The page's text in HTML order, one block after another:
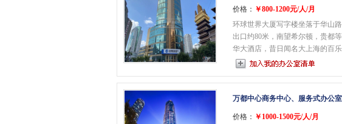
价格： ￥800-1200元/人/月
环球世界大厦写字楼坐落于华山
出口约80米，南望希尔顿，贵都
华大酒店，昔日闻名大上海的百乐
万都中心商务中心、服务式办公
价格： ￥1000-1500元/人/月